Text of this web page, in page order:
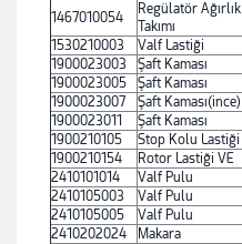
1467010054
Regülatör Ağırlık
Takımı
1530210003
Valf Lastiği
1900023003
Şaft Kaması
1900023005
Şaft Kaması
1900023007
Şaft Kaması(ince)
1900023011
Şaft Kaması
1900210105
Stop Kolu Lastiği
1900210154
Rotor Lastiği VE
2410101014
Valf Pulu
2410105003
Valf Pulu
2410105005
Valf Pulu
2410202024
Makara